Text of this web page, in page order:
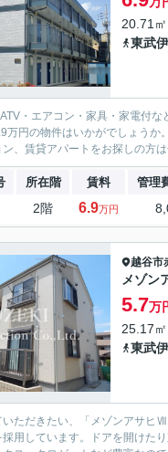
20.71
東武
・エアコン・家具・家電付
万円の物件はいかがでしょうか
、賃貸アパートをお探しの方
所在階 賃料 管理
2階 6.9万円
越谷市
メゾン
5.7万
25.17
東武
いただきたい、「メゾンアサヒ
用しています。ドアを開けた